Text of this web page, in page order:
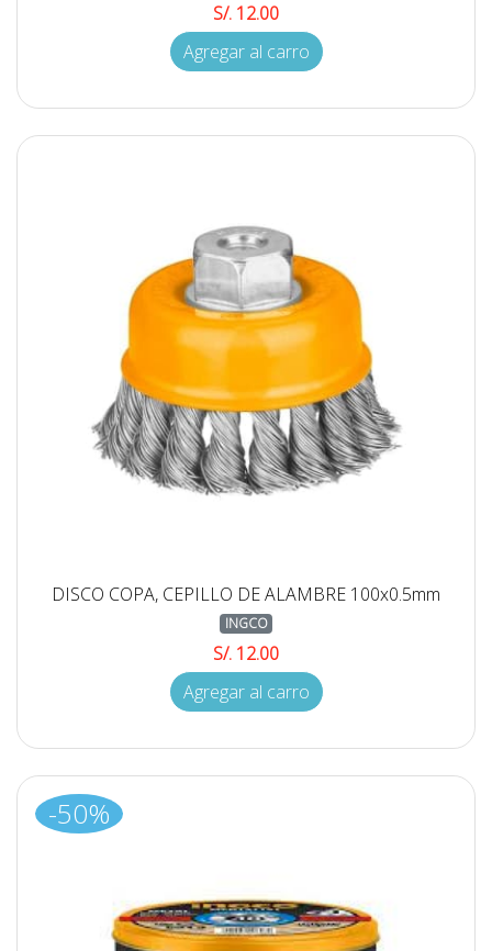
S/. 12.00
Agregar al carro
DISCO COPA, CEPILLO DE ALAMBRE 100x0.5mm
INGCO
S/. 12.00
Agregar al carro
-50%